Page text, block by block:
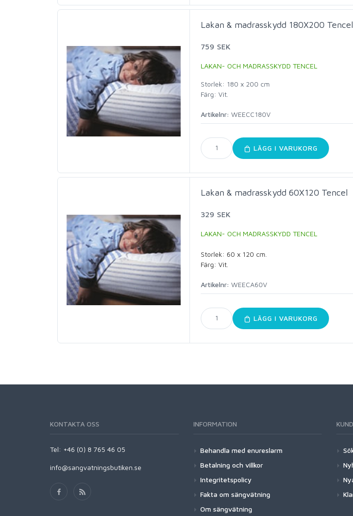
Lakan & madrasskydd 180X200 Tencel
759 SEK
LAKAN- OCH MADRASSKYDD TENCEL
Storlek: 180 x 200 cm
Färg: Vit.
Artikelnr: WEECC180V
LÄGG I VARUKORG
Lakan & madrasskydd 60X120 Tencel
329 SEK
LAKAN- OCH MADRASSKYDD TENCEL
Storlek: 60 x 120 cm.
Färg: Vit.
Artikelnr: WEECA60V
LÄGG I VARUKORG
KONTAKTA OSS
Tel: +46 (0) 8 765 46 05
info@sangvatningsbutiken.se
INFORMATION
Behandla med enureslarm
Betalning och villkor
Integritetspolicy
Fakta om sängvätning
Om sängvätning